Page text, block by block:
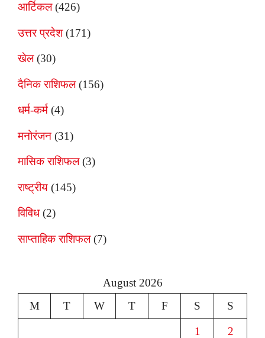
आर्टिकल(426)
उत्तर प्रदेश(171)
खेल(30)
दैनिक राशिफल(156)
धर्म-कर्म (4)
मनोरंजन (31)
मासिक राशिफल(3)
राष्ट्रीय (145)
विविध(2)
साप्ताहिक राशिफल(7)
August 2026
M
T W T F S S
1 2